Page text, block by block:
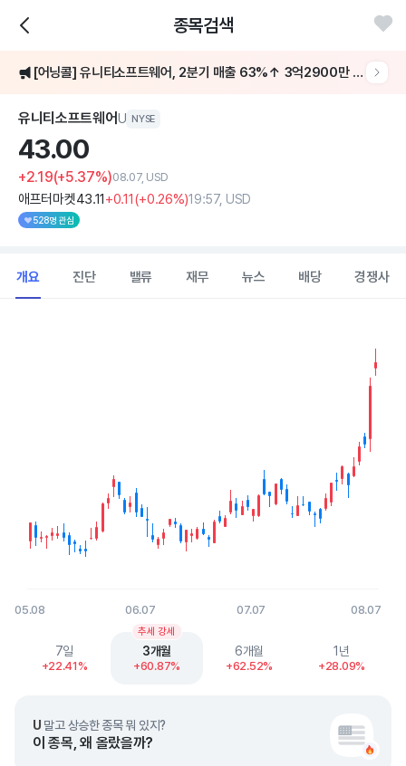
종목검색
주가가 5% 이상 급등했어요
2분기 매출 5억4600만 달러..전년비 24% 증가
주가가 5% 이상 급등했어요
유니티소프트웨어U NYSE
43.00
+2.19(+5.37%)08.07, USD
애프터마켓43.11+0.11(+0.26%)19:57, USD
528명 관심
개요 진단 밸류 재무 뉴스 배당 경쟁사
The chart has 1 X axis displaying Time. Data ranges from
The chart has 1 Y axis displaying values. Data ranges from 25 to
05.08 06.07 07.07 08.07
End of interactive chart.
7일
+22.41%
3개월
+60.87%
추세 강세
6개월
+62.52%
1년
+28.09%
U 말고 상승한 종목 뭐 있지?
이 종목, 왜 올랐을까?